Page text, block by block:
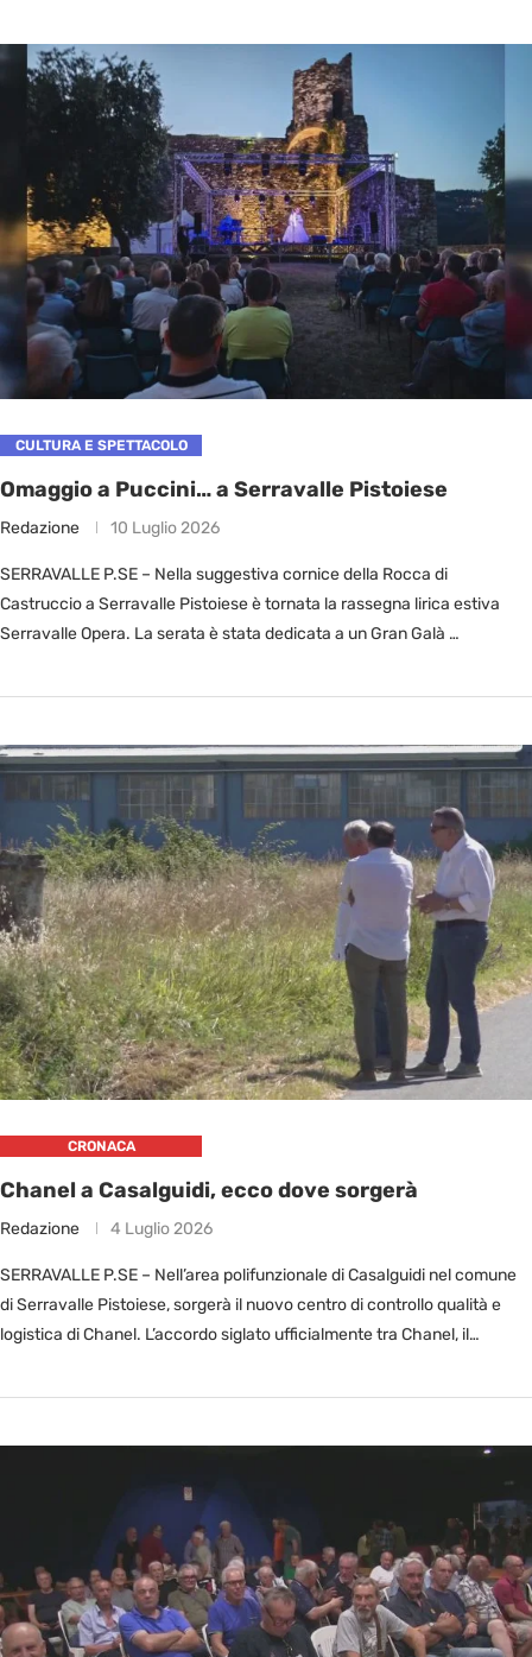
CULTURA E SPETTACOLO
Omaggio a Puccini… a Serravalle Pistoiese
Redazione 10 Luglio 2026
SERRAVALLE P.SE – Nella suggestiva cornice della Rocca di
Castruccio a Serravalle Pistoiese è tornata la rassegna lirica estiva
Serravalle Opera. La serata è stata dedicata a un Gran Galà …
CRONACA
Chanel a Casalguidi, ecco dove sorgerà
Redazione 4 Luglio 2026
SERRAVALLE P.SE – Nell’area polifunzionale di Casalguidi nel comune
di Serravalle Pistoiese, sorgerà il nuovo centro di controllo qualità e
logistica di Chanel. L’accordo siglato ufficialmente tra Chanel, il